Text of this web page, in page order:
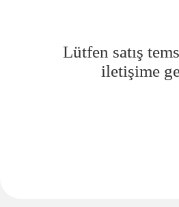
Lütfen satış
iletişime